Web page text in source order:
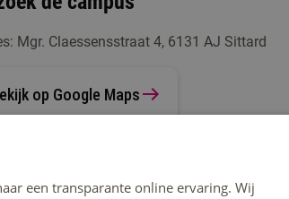
Mgr. Claessensstraat 4, 6131 AJ Sittard
op Google Maps
een transparante online ervaring. Wij